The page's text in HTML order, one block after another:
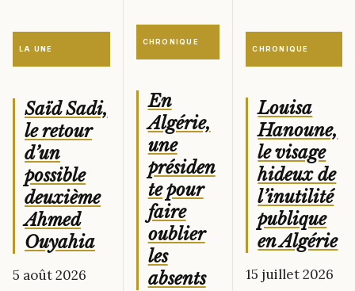
LA UNE
Saïd Sadi,
le retour
d’un
possible
deuxième
Ahmed
Ouyahia
5 août 2026
CHRONIQUE
En
Algérie,
une
présiden
te pour
faire
oublier
les
absents
CHRONIQUE
Louisa
Hanoune,
le visage
hideux de
l’inutilité
publique
en Algérie
15 juillet 2026